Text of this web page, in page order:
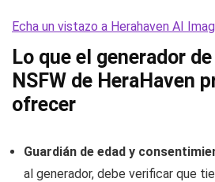
Echa un vistazo a Herahaven AI
Lo que el generador
NSFW de HeraHaven
ofrecer
Guardián de edad y
al generador, debe verificar que